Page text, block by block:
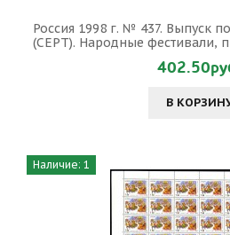
Россия 1998 г. № 437. Выпуск
(CEPT). Народные фестивали,
В
Наличие: 1